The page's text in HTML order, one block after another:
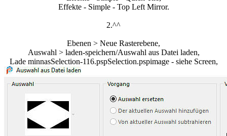
Effekte - Simple - Top Left Mirror.
2.^^
Ebenen > Neue Rasterebene,
Auswahl > laden-speichern/Auswahl aus Datei laden,
Lade minnasSelection-116.pspSelection.pspimage - siehe Screen,